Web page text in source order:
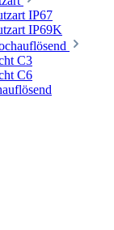
IP67
IP69K
C3
C6